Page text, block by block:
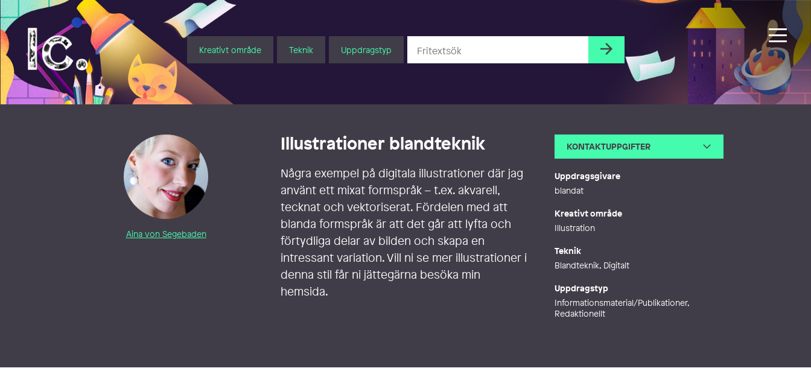
Illustratörcentrum
Kreativt område Teknik Uppdragstyp
Aina von Segebaden
Illustrationer blandteknik
Några exempel på digitala illustrationer där jag
använt ett mixat formspråk – t.ex. akvarell,
tecknat och vektoriserat. Fördelen med att
blanda formspråk är att det går att lyfta och
förtydliga delar av bilden och skapa en
intressant variation. Vill ni se mer illustrationer i
denna stil får ni jättegärna besöka min
hemsida.
KONTAKTUPPGIFTER
Webb http://www.segebaden.com
Uppdragsgivare
blandat
Kreativt område
Illustration
Teknik
Blandteknik, Digitalt
Uppdragstyp
Informationsmaterial/Publikationer,
Redaktionellt